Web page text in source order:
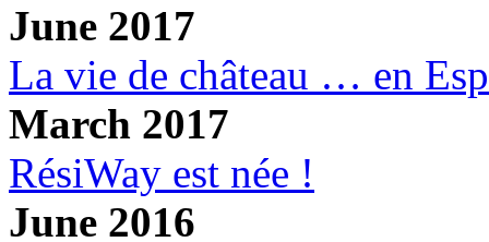
June 2017
La vie de château … en
March 2017
RésiWay est née !
June 2016